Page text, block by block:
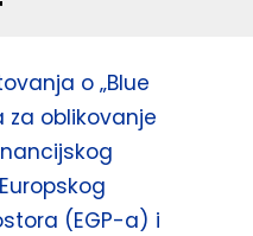
o „Blue
za oblikovanje
(EGP-a) i